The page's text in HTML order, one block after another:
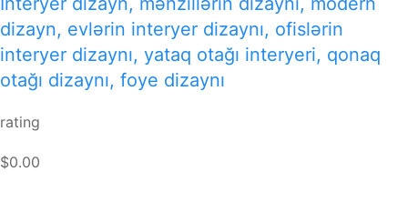
dizayn, evlərin interyer dizaynı, ofislərin
interyer dizaynı, yataq otağı interyeri, qonaq
otağı dizaynı, foye dizaynı
rating
$0.00